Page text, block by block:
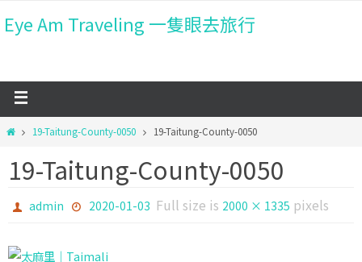
Eye Am Traveling 一隻眼去旅行
19-Taitung-County-0050 19-Taitung-County-0050
19-Taitung-County-0050
admin 2020-01-03 Full size is 2000 × 1335 pixels